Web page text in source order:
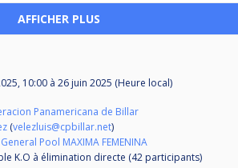
AFFICHER PLUS
10:00 à 26 juin 2025 (Heure local)
Panamericana de Billar
(velezluis@cpbillar.net)
Pool MAXIMA FEMENINA
K.O à élimination directe (42 participants)